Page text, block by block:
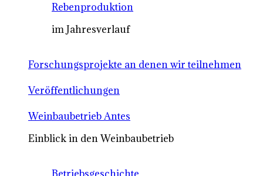
Rebenproduktion
im Jahresverlauf
Forschungsprojekte an denen wir teilnehmen
Veröffentlichungen
Weinbaubetrieb Antes
Einblick in den Weinbaubetrieb